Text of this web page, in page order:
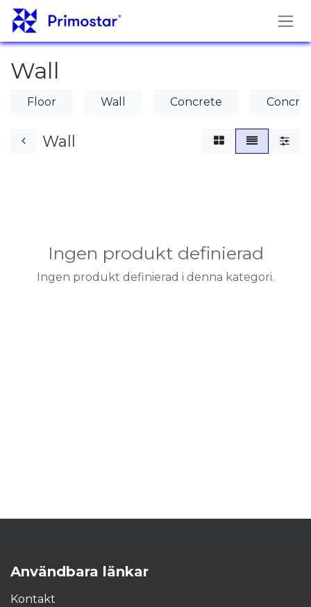
Hoppa till innehåll
Wall
Floor Wall Concrete
Wall
Ingen produkt definierad
Ingen produkt definierad i denna kategori.
Användbara länkar
Kontakt